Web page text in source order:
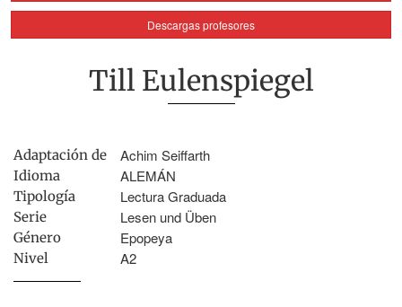
Descargas profesores
Till Eulenspiegel
Adaptación de Achim Seiffarth
Idioma ALEMÁN
Tipología Lectura Graduada
Serie Lesen und Üben
Género Epopeya
Nivel A2